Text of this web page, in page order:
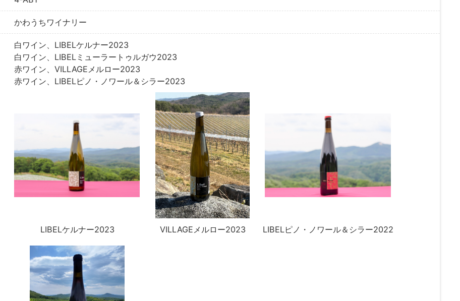
かわうちワイナリー
白ワイン、LIBELケルナー2023
白ワイン、LIBELミューラートゥルガウ2023
赤ワイン、VILLAGEメルロー2023
赤ワイン、LIBELピノ・ノワール＆シラー2023
LIBELケルナー2023 VILLAGEメルロー2023 LIBELピノ・ノワール＆シラー2022